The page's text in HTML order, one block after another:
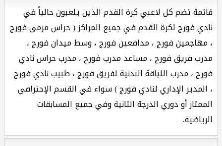
قائمة تضم كل لاعبي كرة القدم الذين يلعبون حالياً في
نادي فورج لكرة القدم في جميع المراكز ( حراس مرمى فورج
، مهاجمين فورج ، مدافعين فورج ، وسط ميدان فورج ،
مدرب فريق فورج ، مساعد مدرب فورج ، مدرب حراس نادي
فورج ، مدرب اللياقة البدنية لفريق فورج ، طبيب نادي فورج
، المدير الإداري لنادي فورج ) سواء في القسم الإحترافي
الممتاز أو دوري الدرجة الثانية وفي جميع المسابقات
الرياضية.